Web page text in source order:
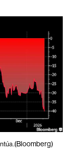
(Bloomberg)